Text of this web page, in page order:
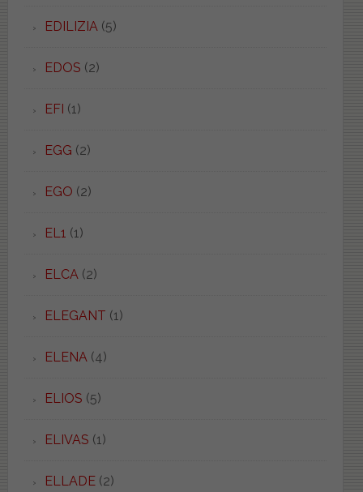
EDILIZIA (5)
EDOS (2)
EFI (1)
EGG (2)
EGO (2)
EL1 (1)
ELCA (2)
ELEGANT (1)
ELENA (4)
ELIOS (5)
ELIVAS (1)
ELLADE(2)